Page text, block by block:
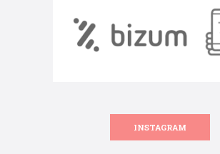
INSTAGRAM